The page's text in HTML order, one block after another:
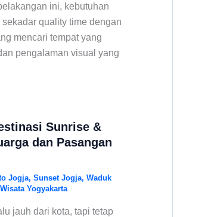
ini, kebutuhan
quality time dengan
mencari tempat yang
pengalaman visual yang
Sunrise &
dan Pasangan
Jogja, Sunset Jogja, Waduk
Wisata Yogyakarta
jauh dari kota, tapi tetap